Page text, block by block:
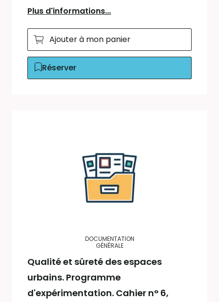
Plus d'informations...
Ajouter à mon panier
Réserver
DOCUMENTATION
GÉNÉRALE
Qualité et sûreté des espaces
urbains. Programme
d'expérimentation. Cahier n° 6,